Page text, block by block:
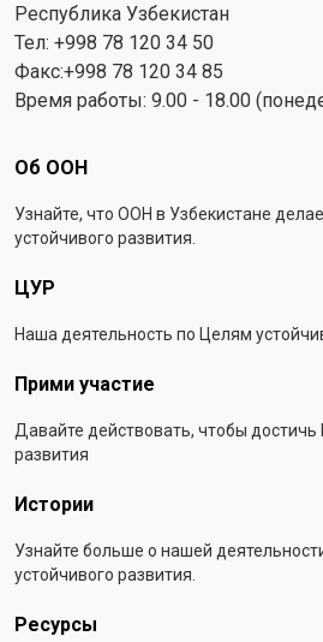
Республика Узбекистан
Тел: +998 78 120 34 50
Факс:+998 78 120 34 85
Время работы: 9.00 - 18.00
Footer menu
Об ООН
Узнайте, что ООН в Узбекистанe
устойчивого развития.
ЦУР
Наша деятельность по Целям
Прими участие
Давайте действовать, чтобы достичь
развития
Истории
Узнайте больше о нашей
устойчивого развития.
Ресурсы